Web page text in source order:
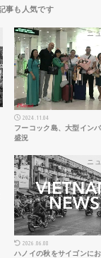
ニ
2024.11.04
フーコック島、大型イン
盛況
ニ
2026.06.08
ハノイの秋をサイゴンに